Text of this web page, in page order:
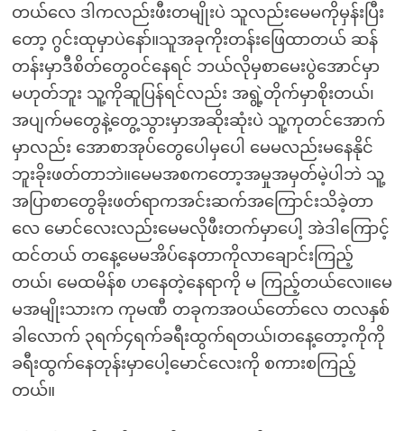
တယ်လေ ဒါကလည်းဖီးတမျိုးပဲ သူလည်းမေမကိုမှန်းပြီး
တော့ ဂွင်းထုမှာပဲနော်။သူအခုကိုးတန်းဖြေထာတယ် ဆန်
တန်းမှာဒီစိတ်တွေဝင်နေရင် ဘယ်လိုမှစာမေးပွဲအောင်မှာ
မဟုတ်ဘူး သူ့ကိုဆူပြန်ရင်လည်း အရွဲ့တိုက်မှာစိုးတယ်၊
အပျက်မတွေနဲ့တွေ့သွားမှာအဆိုးဆုံးပဲ သူ့ကုတင်အောက်
မှာလည်း အောစာအုပ်တွေပေါမှပေါ မေမလည်းမနေနိုင်
ဘူးခိုးဖတ်တာဘဲ။မေမအစကတော့အမှုအမှတ်မဲ့ပါဘဲ သူ့
အပြာစာတွေခိုးဖတ်ရာကအင်းဆက်အကြောင်းသိခဲ့တာ
လေ မောင်လေးလည်းမေမလိုဖီးတက်မှာပေါ့ အဲဒါကြောင့်
ထင်တယ် တနေ့မေမအိပ်နေတာကိုလာချောင်းကြည့်
တယ်၊ မေထမိန်စ ဟနေတဲ့နေရာကို မ ကြည့်တယ်လေ။မေ
မအမျိုးသားက ကုမဏီ တခုကအဝယ်တော်လေ တလနှစ်
ခါလောက် ၃ရက်၄ရက်ခရီးထွက်ရတယ်၊တနေ့တော့ကိုကို
ခရီးထွက်နေတုန်းမှာပေါ့မောင်လေးကို စကားစကြည့်
တယ်။